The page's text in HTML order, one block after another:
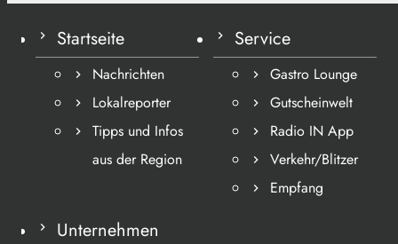
Startseite
Nachrichten
Lokalreporter
Tipps und Infos
aus der Region
Service
Gastro Lounge
Gutscheinwelt
Radio IN App
Verkehr/Blitzer
Empfang
Unternehmen